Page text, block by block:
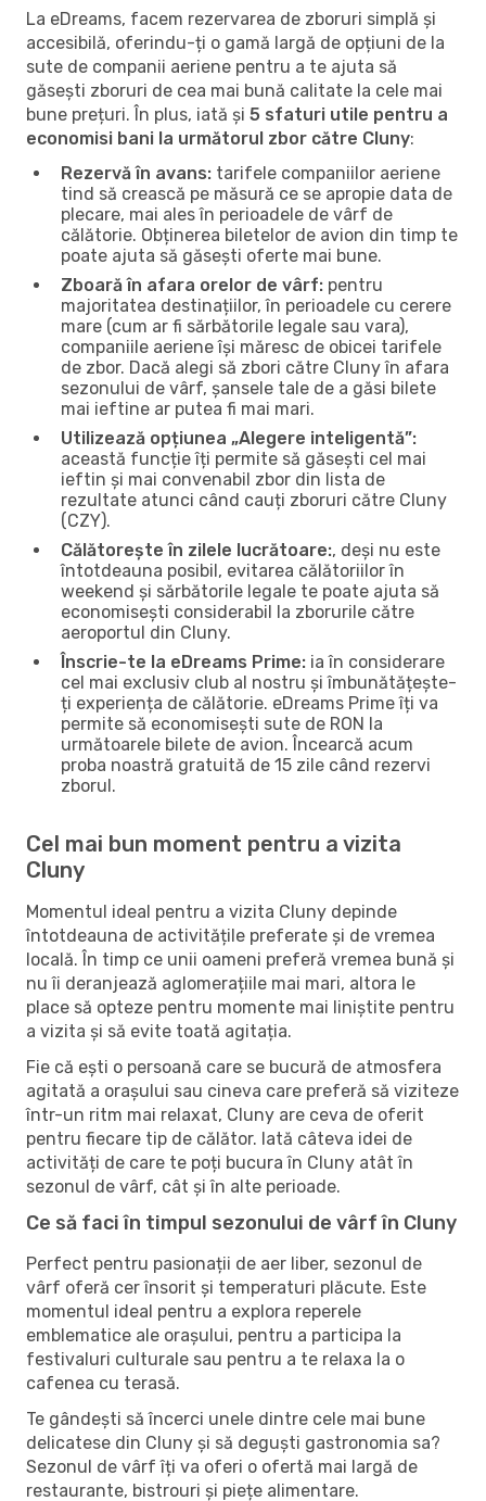
La eDreams, facem rezervarea de zboruri simplă și
accesibilă, oferindu-ți o gamă largă de opțiuni de la
sute de companii aeriene pentru a te ajuta să
găsești zboruri de cea mai bună calitate la cele mai
bune prețuri. În plus, iată și 5 sfaturi utile pentru a
economisi bani la următorul zbor către Cluny:
Rezervă în avans: tarifele companiilor aeriene
tind să crească pe măsură ce se apropie data de
plecare, mai ales în perioadele de vârf de
călătorie. Obținerea biletelor de avion din timp te
poate ajuta să găsești oferte mai bune.
Zboară în afara orelor de vârf: pentru
majoritatea destinațiilor, în perioadele cu cerere
mare (cum ar fi sărbătorile legale sau vara),
companiile aeriene își măresc de obicei tarifele
de zbor. Dacă alegi să zbori către Cluny în afara
sezonului de vârf, șansele tale de a găsi bilete
mai ieftine ar putea fi mai mari.
Utilizează opțiunea „Alegere inteligentă”:
această funcție îți permite să găsești cel mai
ieftin și mai convenabil zbor din lista de
rezultate atunci când cauți zboruri către Cluny
(CZY).
Călătorește în zilele lucrătoare:, deși nu este
întotdeauna posibil, evitarea călătoriilor în
weekend și sărbătorile legale te poate ajuta să
economisești considerabil la zborurile către
aeroportul din Cluny.
Înscrie-te la eDreams Prime: ia în considerare
cel mai exclusiv club al nostru și îmbunătățește-
ți experiența de călătorie. eDreams Prime îți va
permite să economisești sute de RON la
următoarele bilete de avion. Încearcă acum
proba noastră gratuită de 15 zile când rezervi
zborul.
Cel mai bun moment pentru a vizita
Cluny
Momentul ideal pentru a vizita Cluny depinde
întotdeauna de activitățile preferate și de vremea
locală. În timp ce unii oameni preferă vremea bună și
nu îi deranjează aglomerațiile mai mari, altora le
place să opteze pentru momente mai liniștite pentru
a vizita și să evite toată agitația.
Fie că ești o persoană care se bucură de atmosfera
agitată a orașului sau cineva care preferă să viziteze
într-un ritm mai relaxat, Cluny are ceva de oferit
pentru fiecare tip de călător. Iată câteva idei de
activități de care te poți bucura în Cluny atât în ​​
sezonul de vârf, cât și în alte perioade.
Ce să faci în timpul sezonului de vârf în Cluny
Perfect pentru pasionații de aer liber, sezonul de
vârf oferă cer însorit și temperaturi plăcute. Este
momentul ideal pentru a explora reperele
emblematice ale orașului, pentru a participa la
festivaluri culturale sau pentru a te relaxa la o
cafenea cu terasă.
Te gândești să încerci unele dintre cele mai bune
delicatese din Cluny și să deguști gastronomia sa?
Sezonul de vârf îți va oferi o ofertă mai largă de
restaurante, bistrouri și piețe alimentare.